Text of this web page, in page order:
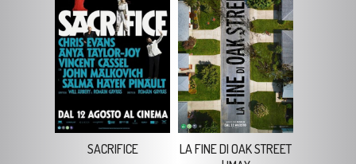
SACRIFICE
LA FINE DI OAK STREET
| IMAX